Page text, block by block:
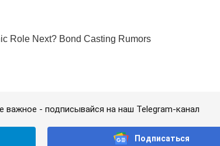
- подписывайся на наш Telegram-канал
Подписаться